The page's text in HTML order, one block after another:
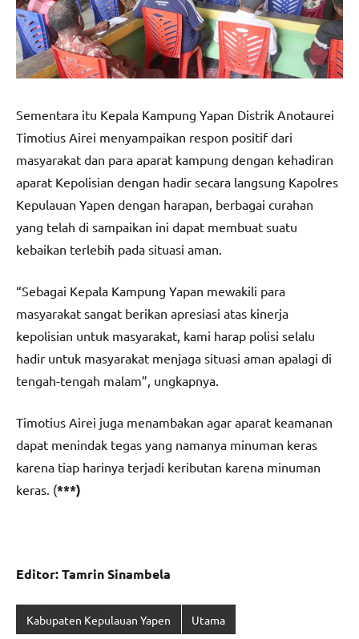
Sementara itu Kepala Kampung Yapan Distrik Anotaurei
Timotius Airei menyampaikan respon positif dari
masyarakat dan para aparat kampung dengan kehadiran
aparat Kepolisian dengan hadir secara langsung Kapolres
Kepulauan Yapen dengan harapan, berbagai curahan
yang telah di sampaikan ini dapat membuat suatu
kebaikan terlebih pada situasi aman.
“Sebagai Kepala Kampung Yapan mewakili para
masyarakat sangat berikan apresiasi atas kinerja
kepolisian untuk masyarakat, kami harap polisi selalu
hadir untuk masyarakat menjaga situasi aman apalagi di
tengah-tengah malam”, ungkapnya.
Timotius Airei juga menambakan agar aparat keamanan
dapat menindak tegas yang namanya minuman keras
karena tiap harinya terjadi keributan karena minuman
keras. (***)
Editor: Tamrin Sinambela
Kabupaten Kepulauan Yapen Utama